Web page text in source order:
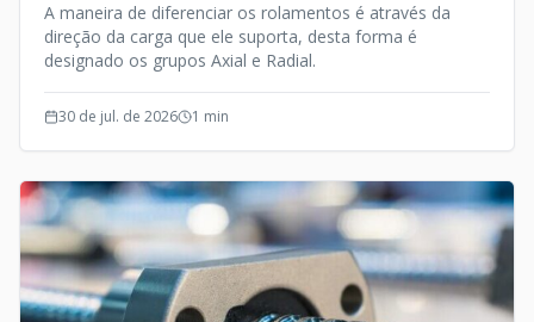
A maneira de diferenciar os rolamentos é através da
direção da carga que ele suporta, desta forma é
designado os grupos Axial e Radial.
30 de jul. de 2026 1 min